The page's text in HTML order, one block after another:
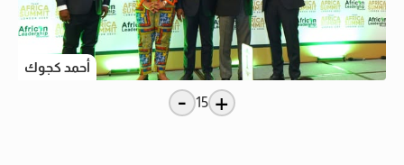
أحمد كجوك
+
15
-